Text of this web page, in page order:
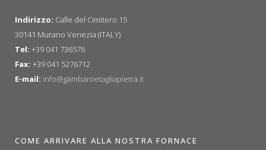
Indirizzo: Calle del Cimitero 15
30141 Murano Venezia (ITALY)
Tel: +39 041 736576
Fax: +39 041 5276712
E-mail: info@gambaroetagliapietra.it
COME ARRIVARE ALLA NOSTRA FORNACE